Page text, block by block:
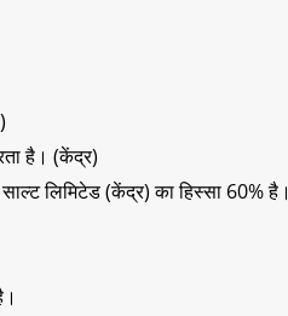
है। (केंद्र)
लिमिटेड (केंद्र) का हिस्सा 60% है।